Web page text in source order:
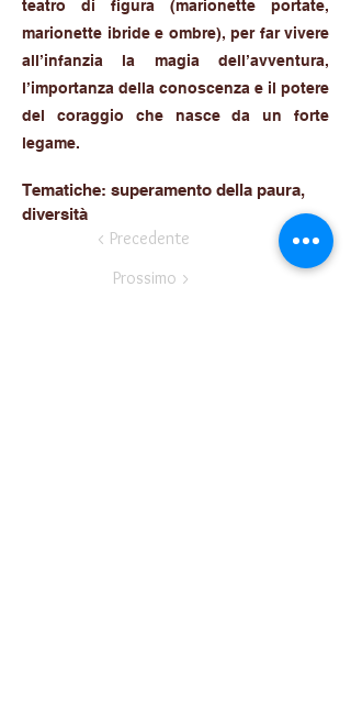
teatro di figura (marionette portate,
marionette ibride e ombre), per far vivere
all’infanzia la magia dell’avventura,
l’importanza della conoscenza e il potere
del coraggio che nasce da un forte
legame.
Tematiche: superamento della paura,
diversità
< Precedente
Prossimo >